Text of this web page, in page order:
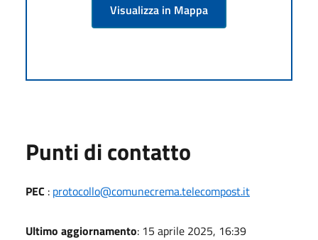
Visualizza in Mappa
Punti di contatto
PEC : protocollo@comunecrema.telecompost.it
Ultimo aggiornamento: 15 aprile 2025, 16:39